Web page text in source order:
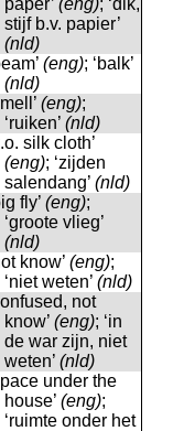
paper’ (eng); ‘dik,
stijf b.v. papier’
(nld)
(eng); ‘balk’
(nld)
(eng);
‘ruiken’ (nld)
silk cloth’
(eng); ‘zijden
salendang’ (nld)
fly’ (eng);
‘groote vlieg’
(nld)
know’ (eng);
‘niet weten’ (nld)
not
know’ (eng); ‘in
de war zijn, niet
weten’ (nld)
under the
house’ (eng);
‘ruimte onder het